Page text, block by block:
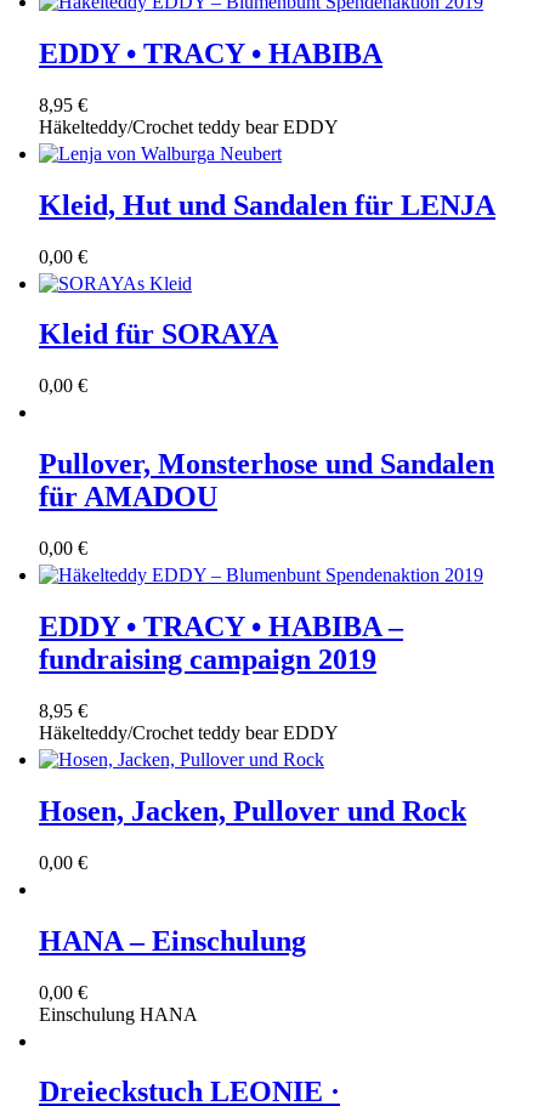
EDDY • TRACY • HABIBA
8,95 €
Häkelteddy/Crochet teddy bear EDDY
Kleid, Hut und Sandalen für LENJA
0,00 €
Kleid für SORAYA
0,00 €
Pullover, Monsterhose und Sandalen
für AMADOU
0,00 €
EDDY • TRACY • HABIBA –
fundraising campaign 2019
8,95 €
Häkelteddy/Crochet teddy bear EDDY
Hosen, Jacken, Pullover und Rock
0,00 €
HANA – Einschulung
0,00 €
Einschulung HANA
Dreieckstuch LEONIE ·